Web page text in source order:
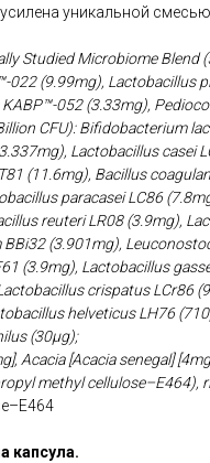
уникальной
Studied Microbiome Blend
022 (9.99mg), Lactobacillus
052 (3.33mg),
CFU): Bifidobacterium
Lactobacillus casei
(11.6mg), Bacillus
paracasei LC86
reuteri LR08 (3.9mg),
(3.901mg),
(3.9mg), Lactobacillus
crispatus LCr86
helveticus LH76
(30μg);
Acacia [Acacia senegal]
methyl cellulose–E464),
капсула.